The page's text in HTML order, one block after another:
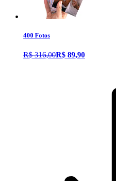
400 Fotos
R$ 316,00R$ 89,90